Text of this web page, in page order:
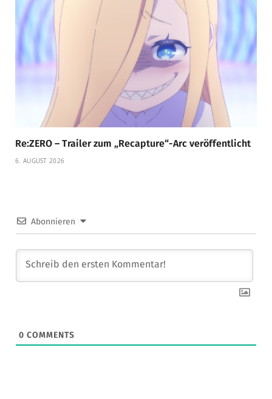
Re:ZERO – Trailer zum „Recapture“-Arc veröffentlicht
6. AUGUST 2026
Abonnieren
0 COMMENTS